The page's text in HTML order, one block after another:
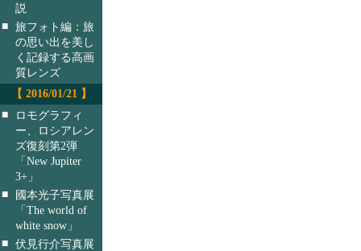
説
■ 旅フォト編：旅
の思い出を美し
く記録する高画
質レンズ
【 2016/01/21 】
■
ロモグラフィ
ー、ロシアレン
ズ復刻第2弾
「New Jupiter
3+」
■
國本光子写真展
「The world of
white snow」
■ 伏見行介写真展